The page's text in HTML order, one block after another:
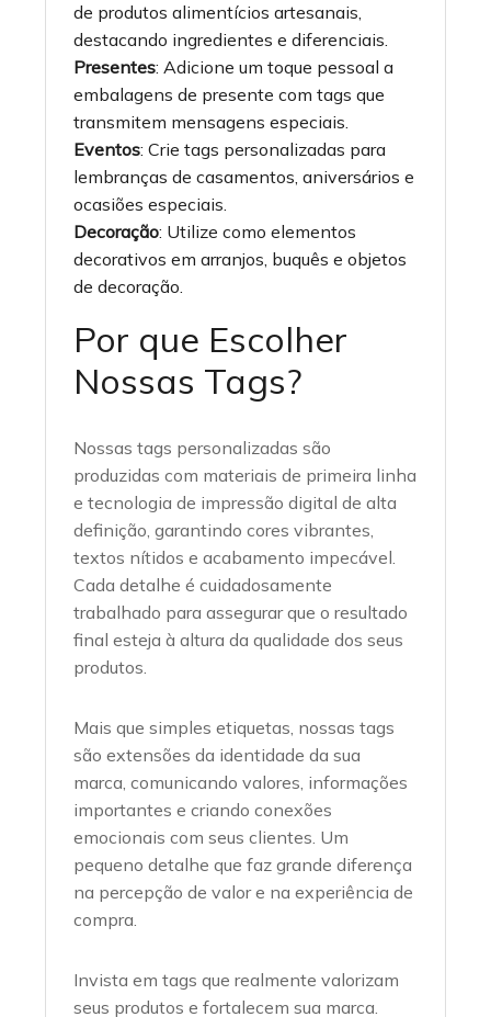
de produtos alimentícios artesanais,
destacando ingredientes e diferenciais.
Presentes: Adicione um toque pessoal a
embalagens de presente com tags que
transmitem mensagens especiais.
Eventos: Crie tags personalizadas para
lembranças de casamentos, aniversários e
ocasiões especiais.
Decoração: Utilize como elementos
decorativos em arranjos, buquês e objetos
de decoração.
Por que Escolher
Nossas Tags?
Nossas tags personalizadas são
produzidas com materiais de primeira linha
e tecnologia de impressão digital de alta
definição, garantindo cores vibrantes,
textos nítidos e acabamento impecável.
Cada detalhe é cuidadosamente
trabalhado para assegurar que o resultado
final esteja à altura da qualidade dos seus
produtos.
Mais que simples etiquetas, nossas tags
são extensões da identidade da sua
marca, comunicando valores, informações
importantes e criando conexões
emocionais com seus clientes. Um
pequeno detalhe que faz grande diferença
na percepção de valor e na experiência de
compra.
Invista em tags que realmente valorizam
seus produtos e fortalecem sua marca.